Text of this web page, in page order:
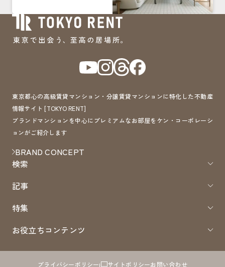
東京都心の高級賃貸マンション・分譲賃貸マンションに特化した不動産
情報サイト [TOKYO RENT]
ブランドマンションを中心にプレミアムなお部屋をケン・コーポレーシ
ョンがご紹介します
BRAND CONCEPT
検索
記事
特集
お役立ちコンテンツ
プライバシーポリシー サイトポリシーお問い合わせ